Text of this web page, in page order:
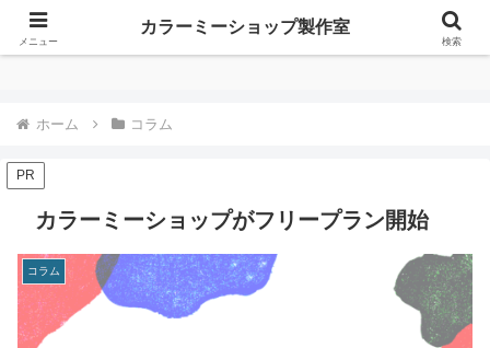
カラーミーショップ製作室
ホーム コラム
PR
カラーミーショップがフリープラン開始
コラム
メニュー
カラーミーショップ製作室
検索